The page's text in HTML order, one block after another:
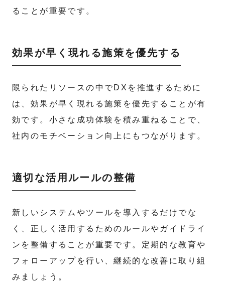
ることが重要です。
効果が早く現れる施策を優先する
限られたリソースの中でDXを推進するために
は、効果が早く現れる施策を優先することが有
効です。小さな成功体験を積み重ねることで、
社内のモチベーション向上にもつながります。
適切な活用ルールの整備
新しいシステムやツールを導入するだけでな
く、正しく活用するためのルールやガイドライ
ンを整備することが重要です。定期的な教育や
フォローアップを行い、継続的な改善に取り組
みましょう。